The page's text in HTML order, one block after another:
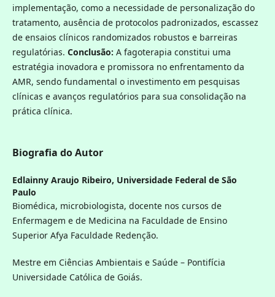
implementação, como a necessidade de personalização do
tratamento, ausência de protocolos padronizados, escassez
de ensaios clínicos randomizados robustos e barreiras
regulatórias. Conclusão: A fagoterapia constitui uma
estratégia inovadora e promissora no enfrentamento da
AMR, sendo fundamental o investimento em pesquisas
clínicas e avanços regulatórios para sua consolidação na
prática clínica.
Biografia do Autor
Edlainny Araujo Ribeiro, Universidade Federal de São
Paulo
Biomédica, microbiologista, docente nos cursos de
Enfermagem e de Medicina na Faculdade de Ensino
Superior Afya Faculdade Redenção.
Mestre em Ciências Ambientais e Saúde – Pontifícia
Universidade Católica de Goiás.